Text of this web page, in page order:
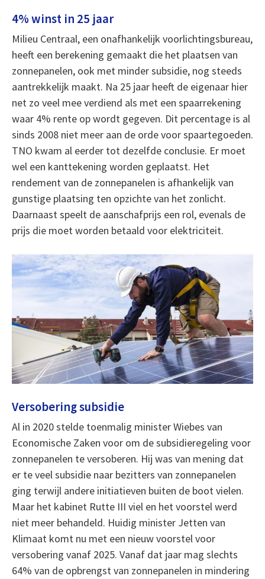
4% winst in 25 jaar
Milieu Centraal, een onafhankelijk voorlichtingsbureau,
heeft een berekening gemaakt die het plaatsen van
zonnepanelen, ook met minder subsidie, nog steeds
aantrekkelijk maakt. Na 25 jaar heeft de eigenaar hier
net zo veel mee verdiend als met een spaarrekening
waar 4% rente op wordt gegeven. Dit percentage is al
sinds 2008 niet meer aan de orde voor spaartegoeden.
TNO kwam al eerder tot dezelfde conclusie. Er moet
wel een kanttekening worden geplaatst. Het
rendement van de zonnepanelen is afhankelijk van
gunstige plaatsing ten opzichte van het zonlicht.
Daarnaast speelt de aanschafprijs een rol, evenals de
prijs die moet worden betaald voor elektriciteit.
Versobering subsidie
Al in 2020 stelde toenmalig minister Wiebes van
Economische Zaken voor om de subsidieregeling voor
zonnepanelen te versoberen. Hij was van mening dat
er te veel subsidie naar bezitters van zonnepanelen
ging terwijl andere initiatieven buiten de boot vielen.
Maar het kabinet Rutte III viel en het voorstel werd
niet meer behandeld. Huidig minister Jetten van
Klimaat komt nu met een nieuw voorstel voor
versobering vanaf 2025. Vanaf dat jaar mag slechts
64% van de opbrengst van zonnepanelen in mindering